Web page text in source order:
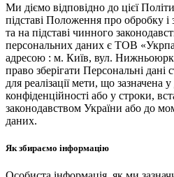
Ми діємо відповідно до цієї
підставі Положення про обробку
та на підставі чинного
персональних даних є ТОВ
адресою : м. Київ, вул.
право зберігати Персональні дані
для реалізації мети, що зазначена
конфіденційності або у строки,
законодавством України або до
даних.
Як збираємо інформацію